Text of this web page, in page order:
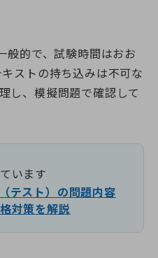
的で、試験時間はおお
ストの持ち込みは不可な
し、模擬問題で確認して
います
テスト）の問題内容
対策を解説